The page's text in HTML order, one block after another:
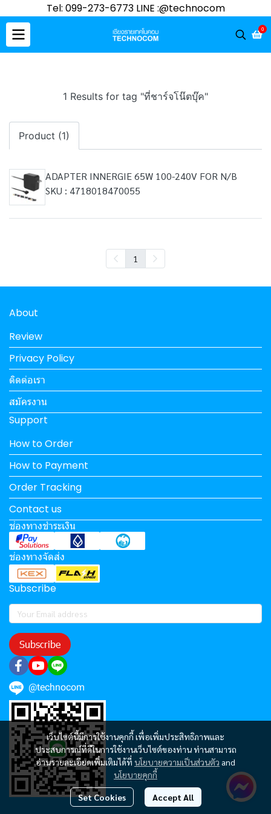
Tel: 099-273-6773 LINE :@technocom
0
1 Results for tag "ที่ชาร์จโน๊ตบุ๊ค"
Product (1)
ADAPTER INNERGIE 65W 100-240V FOR N/B
SKU : 4718018470055
1
เว็บไซต์นี้มีการใช้งานคุกกี้ เพื่อเพิ่มประสิทธิภาพและ
ประสบการณ์ที่ดีในการใช้งานเว็บไซต์ของท่าน ท่านสามารถ
อ่านรายละเอียดเพิ่มเติมได้ที่ นโยบายความเป็นส่วนตัว and
นโยบายคุกกี้
Set Cookies Accept All
About
Review
Privacy Policy
ติดต่อเรา
สมัครงาน
Support
How to Order
How to Payment
Order Tracking
Contact us
ช่องทางชำระเงิน
ช่องทางจัดส่ง
Subscribe
Subscribe
@technocom